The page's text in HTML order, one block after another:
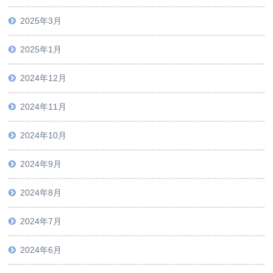
2025年3月
2025年1月
2024年12月
2024年11月
2024年10月
2024年9月
2024年8月
2024年7月
2024年6月